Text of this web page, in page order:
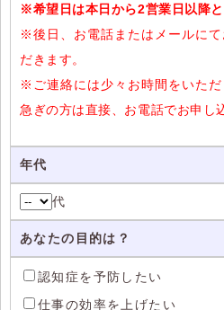
※希望日は本日から2営業日以降と
※後日、お電話またはメールに
だきます。
※ご連絡には少々お時間をいた
急ぎの方は直接、お電話でお申し
年代
代
あなたの目的は？
認知症を予防したい
仕事の効率を上げたい